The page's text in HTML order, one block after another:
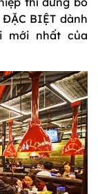
BIỆT dành
mới nhất của